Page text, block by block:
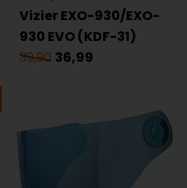
Vizier EXO-930/EXO-
930 EVO (KDF-31)
39,90 36,99